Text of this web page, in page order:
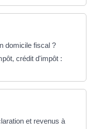
domicile fiscal ?
crédit d'impôt :
et revenus à